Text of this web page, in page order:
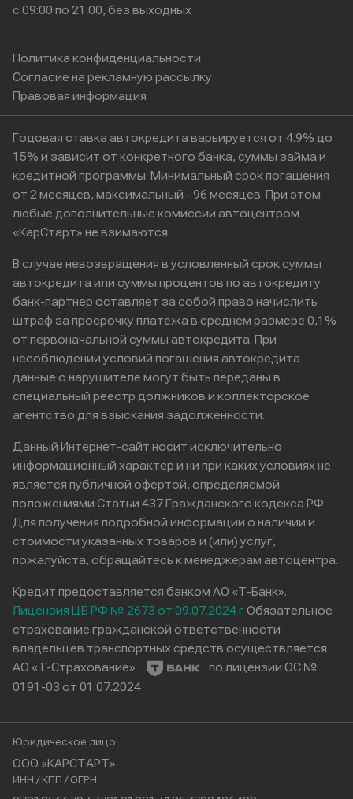
с 09:00 по 21:00, без выходных
Политика конфиденциальности
Согласие на рекламную рассылку
Правовая информация
Годовая ставка автокредита варьируется от 4.9% до
15% и зависит от конкретного банка, суммы займа и
кредитной программы. Минимальный срок погашения
от 2 месяцев, максимальный - 96 месяцев. При этом
любые дополнительные комиссии автоцентром
«КарСтарт» не взимаются.
В случае невозвращения в условленный срок суммы
автокредита или суммы процентов по автокредиту
банк-партнер оставляет за собой право начислить
штраф за просрочку платежа в среднем размере 0,1%
от первоначальной суммы автокредита. При
несоблюдении условий погашения автокредита
данные о нарушителе могут быть переданы в
специальный реестр должников и коллекторское
агентство для взыскания задолженности.
Данный Интернет-сайт носит исключительно
информационный характер и ни при каких условиях не
является публичной офертой, определяемой
положениями Статьи 437 Гражданского кодекса РФ.
Для получения подробной информации о наличии и
стоимости указанных товаров и (или) услуг,
пожалуйста, обращайтесь к менеджерам автоцентра.
Кредит предоставляется банком АО «Т-Банк».
Лицензия ЦБ РФ № 2673 от 09.07.2024 гОбязательное
страхование гражданской ответственности
владельцев транспортных средств осуществляется
АО «Т-Страхование»
по лицензии ОС №
0191-03 от 01.07.2024
Юридическое лицо:
ООО «КАРСТАРТ»
ИНН / КПП / ОГРН: